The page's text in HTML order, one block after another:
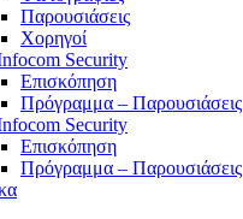
Παρουσιάσεις
Χορηγοί
Security
Επισκόπηση
Πρόγραμμα – Παρουσιάσεις
Security
Επισκόπηση
Πρόγραμμα – Παρουσιάσεις